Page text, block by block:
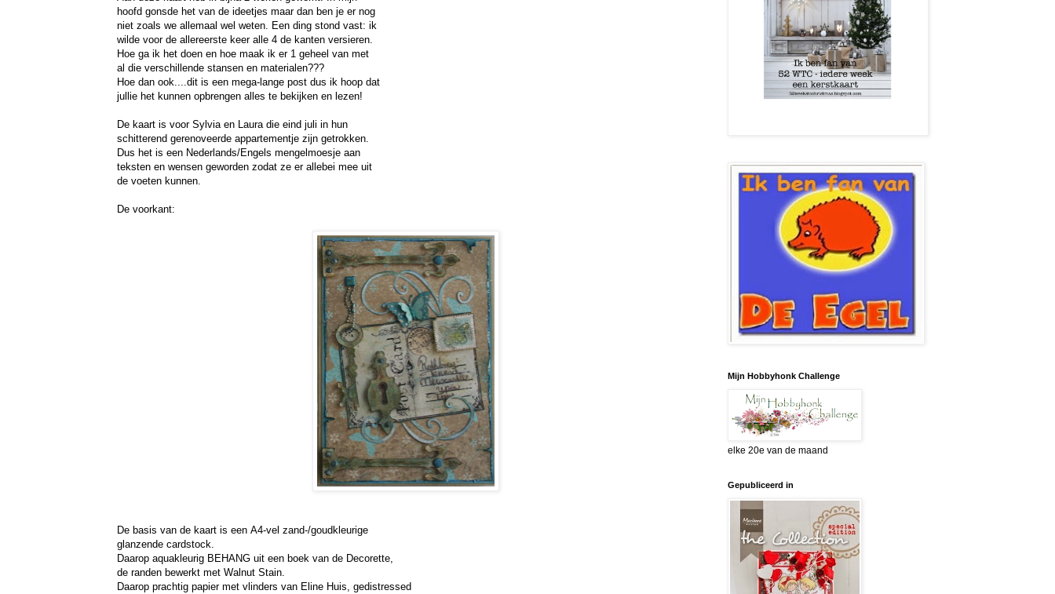
hoofd gonsde het van de ideetjes maar dan ben je er nog
niet zoals we allemaal wel weten. Een ding stond vast: ik
wilde voor de allereerste keer alle 4 de kanten versieren.
Hoe ga ik het doen en hoe maak ik er 1 geheel van met
al die verschillende stansen en materialen???
Hoe dan ook....dit is een mega-lange post dus ik hoop dat
jullie het kunnen opbrengen alles te bekijken en lezen!
De kaart is voor Sylvia en Laura die eind juli in hun
schitterend gerenoveerde appartementje zijn getrokken.
Dus het is een Nederlands/Engels mengelmoesje aan
teksten en wensen geworden zodat ze er allebei mee uit
de voeten kunnen.
De voorkant:
De basis van de kaart is een A4-vel zand-/goudkleurige
glanzende cardstock.
Daarop aquakleurig BEHANG uit een boek van de Decorette,
de randen bewerkt met Walnut Stain.
Daarop prachtig papier met vlinders van Eline Huis, gedistressed
Mijn Hobbyhonk Challenge
elke 20e van de maand
Gepubliceerd in